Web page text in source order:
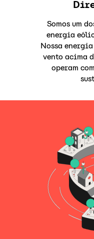
Somos um
energia
Nossa
vento acima
operam